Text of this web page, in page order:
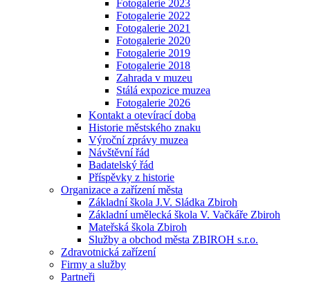
Fotogalerie 2023
Fotogalerie 2022
Fotogalerie 2021
Fotogalerie 2020
Fotogalerie 2019
Fotogalerie 2018
Zahrada v muzeu
Stálá expozice muzea
Fotogalerie 2026
Kontakt a otevírací doba
Historie městského znaku
Výroční zprávy muzea
Návštěvní řád
Badatelský řád
Příspěvky z historie
Organizace a zařízení města
Základní škola J.V. Sládka Zbiroh
Základní umělecká škola V. Vačkáře Zbiroh
Mateřská škola Zbiroh
Služby a obchod města ZBIROH s.r.o.
Zdravotnická zařízení
Firmy a služby
Partneři